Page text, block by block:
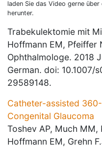
laden Sie das Video gerne
herunter.
Trabekulektomie mit
Hoffmann EM, Pfeiffer
Ophthalmologe. 2018
German. doi: 10.1007/
29589148.
Catheter-assisted
Congenital Glaucoma
Toshev AP, Much MM,
Hoffmann EM, Grehn